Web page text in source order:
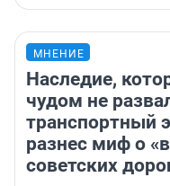
МНЕНИЕ
Наследие,
чудом не
транспортный
разнес миф о
советских